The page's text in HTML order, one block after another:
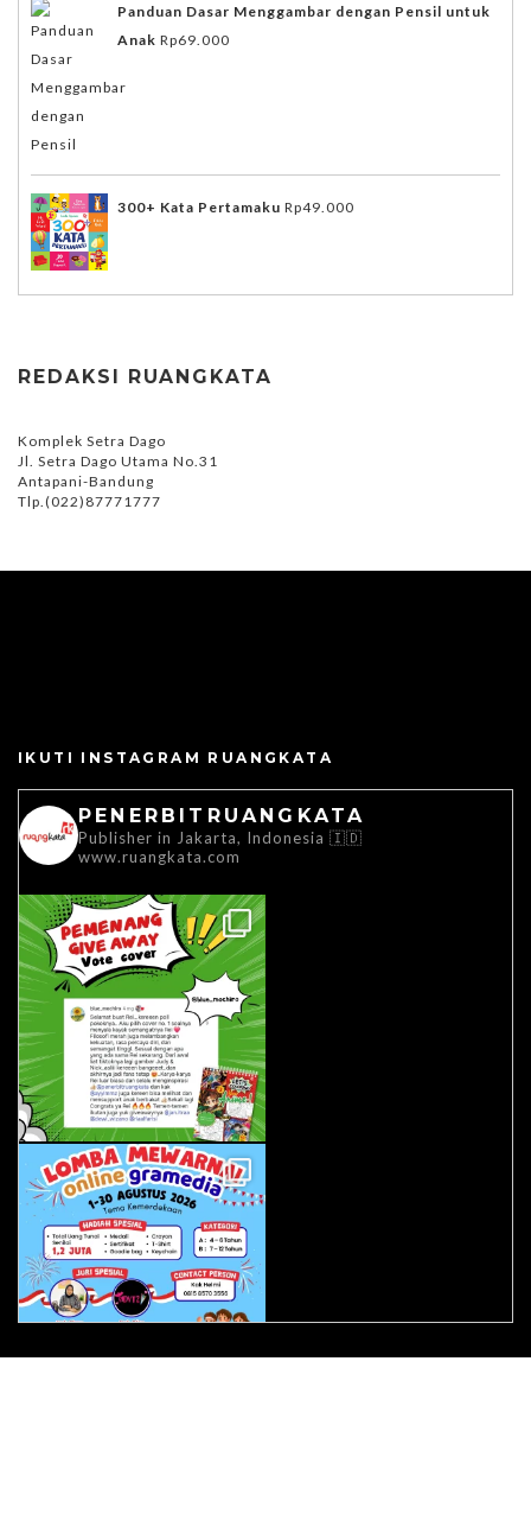
Panduan Dasar Menggambar dengan Pensil untuk
Anak Rp69.000
300+ Kata Pertamaku Rp49.000
REDAKSI RUANGKATA
Komplek Setra Dago
Jl. Setra Dago Utama No.31
Antapani-Bandung
Tlp.(022)87771777
IKUTI INSTAGRAM RUANGKATA
PENERBITRUANGKATA
Publisher in Jakarta, Indonesia 🇮🇩
www.ruangkata.com